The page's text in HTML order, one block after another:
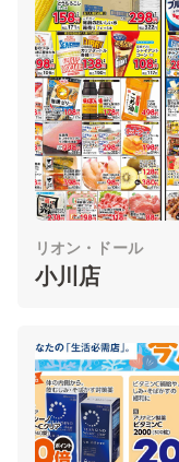
リオン・ドール
小川店